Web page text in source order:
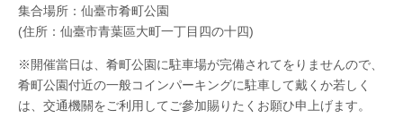
集合場所：仙臺市肴町公園
(住所：仙臺市青葉區大町一丁目四の十四)
※開催當日は、肴町公園に駐車場が完備されてをりませんので、
肴町公園付近の一般コインパーキングに駐車して戴くか若しく
は、交通機關をご利用してご參加賜りたくお願ひ申上げます。